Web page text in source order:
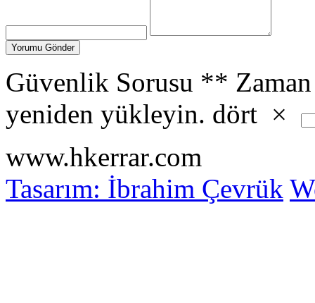
Güvenlik Sorusu **
yeniden yükleyin. dört ×
www.hkerrar.com
Tasarım: İbrahim Çevrük